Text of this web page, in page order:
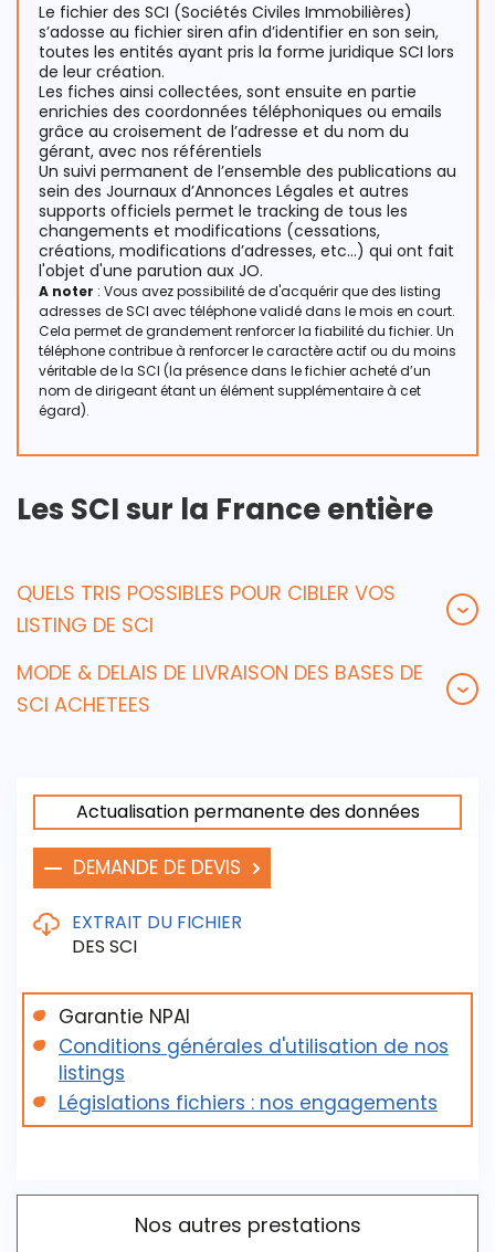
Le fichier des SCI (Sociétés Civiles Immobilières)
s’adosse au fichier siren afin d’identifier en son sein,
toutes les entités ayant pris la forme juridique SCI lors
de leur création.
Les fiches ainsi collectées, sont ensuite en partie
enrichies des coordonnées téléphoniques ou emails
grâce au croisement de l’adresse et du nom du
gérant, avec nos référentiels
Un suivi permanent de l’ensemble des publications au
sein des Journaux d’Annonces Légales et autres
supports officiels permet le tracking de tous les
changements et modifications (cessations,
créations, modifications d’adresses, etc…) qui ont fait
l'objet d'une parution aux JO.
A noter : Vous avez possibilité de d'acquérir que des listing
adresses de SCI avec téléphone validé dans le mois en court.
Cela permet de grandement renforcer la fiabilité du fichier. Un
téléphone contribue à renforcer le caractère actif ou du moins
véritable de la SCI (la présence dans le fichier acheté d’un
nom de dirigeant étant un élément supplémentaire à cet
égard).
Les SCI sur la France entière
QUELS TRIS POSSIBLES POUR CIBLER VOS
LISTING DE SCI
MODE & DELAIS DE LIVRAISON DES BASES DE
SCI ACHETEES
Actualisation permanente des données
DEMANDE DE DEVIS
EXTRAIT DU FICHIER
DES SCI
Aperçu du contenu du fichier proposé
Télécharger l'extrait du fichier des SCI
Garantie NPAI
Conditions générales d'utilisation de nos
listings
Législations fichiers : nos engagements
Nos autres prestations